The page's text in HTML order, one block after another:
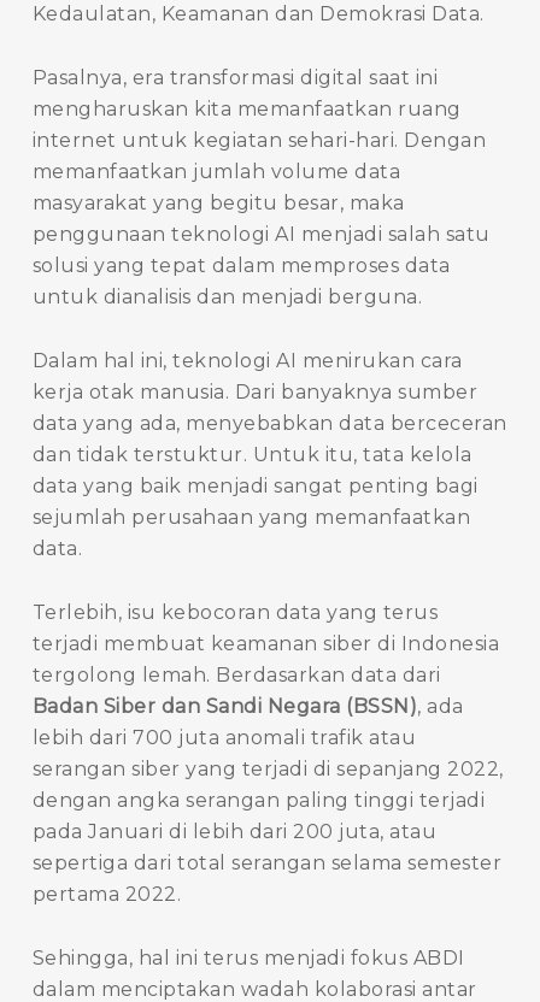
Kedaulatan, Keamanan dan Demokrasi Data.
Pasalnya, era transformasi digital saat ini
mengharuskan kita memanfaatkan ruang
internet untuk kegiatan sehari-hari. Dengan
memanfaatkan jumlah volume data
masyarakat yang begitu besar, maka
penggunaan teknologi AI menjadi salah satu
solusi yang tepat dalam memproses data
untuk dianalisis dan menjadi berguna.
Dalam hal ini, teknologi AI menirukan cara
kerja otak manusia. Dari banyaknya sumber
data yang ada, menyebabkan data berceceran
dan tidak terstuktur. Untuk itu, tata kelola
data yang baik menjadi sangat penting bagi
sejumlah perusahaan yang memanfaatkan
data.
Terlebih, isu kebocoran data yang terus
terjadi membuat keamanan siber di Indonesia
tergolong lemah. Berdasarkan data dari
Badan Siber dan Sandi Negara (BSSN), ada
lebih dari 700 juta anomali trafik atau
serangan siber yang terjadi di sepanjang 2022,
dengan angka serangan paling tinggi terjadi
pada Januari di lebih dari 200 juta, atau
sepertiga dari total serangan selama semester
pertama 2022.
Sehingga, hal ini terus menjadi fokus ABDI
dalam menciptakan wadah kolaborasi antar